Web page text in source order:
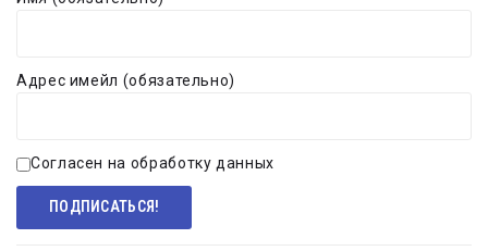
Адрес имейл (обязательно)
Согласен на обработку данных